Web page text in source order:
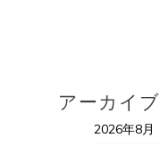
アーカイブ
2026年8月